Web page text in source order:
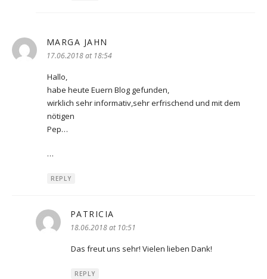
MARGA JAHN
17.06.2018 at 18:54
Hallo,
habe heute Euern Blog gefunden,
wirklich sehr informativ,sehr erfrischend und mit dem
nötigen
Pep…
…
REPLY
PATRICIA
18.06.2018 at 10:51
Das freut uns sehr! Vielen lieben Dank!
REPLY